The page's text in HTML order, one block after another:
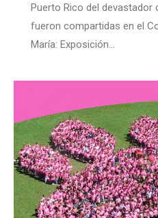
Puerto Rico del devastador
fueron compartidas en el
María: Exposición…